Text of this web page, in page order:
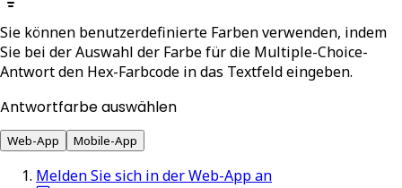
Sie können benutzerdefinierte Farben verwenden, indem
Sie bei der Auswahl der Farbe für die Multiple-Choice-
Antwort den Hex-Farbcode in das Textfeld eingeben.
Antwortfarbe auswählen
Web-App Mobile-App
Melden Sie sich in der Web-App an